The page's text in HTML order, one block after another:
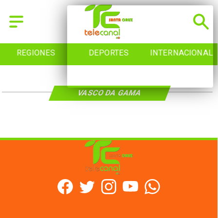
REGIONES DEPORTES INTERNACIONAL
VASCO DA GAMA